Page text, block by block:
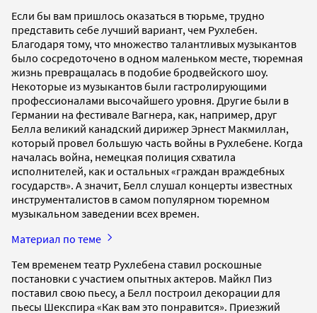
Если бы вам пришлось оказаться в тюрьме, трудно
представить себе лучший вариант, чем Рухлебен.
Благодаря тому, что множество талантливых музыкантов
было сосредоточено в одном маленьком месте, тюремная
жизнь превращалась в подобие бродвейского шоу.
Некоторые из музыкантов были гастролирующими
профессионалами высочайшего уровня. Другие были в
Германии на фестивале Вагнера, как, например, друг
Белла великий канадский дирижер Эрнест Макмиллан,
который провел большую часть войны в Рухлебене. Когда
началась война, немецкая полиция схватила
исполнителей, как и остальных «граждан враждебных
государств». А значит, Белл слушал концерты известных
инструменталистов в самом популярном тюремном
музыкальном заведении всех времен.
Материал по теме
Тем временем театр Рухлебена ставил роскошные
постановки с участием опытных актеров. Майкл Пиз
поставил свою пьесу, а Белл построил декорации для
пьесы Шекспира «Как вам это понравится». Приезжий